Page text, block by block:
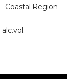
Coastal Region
alc.vol.